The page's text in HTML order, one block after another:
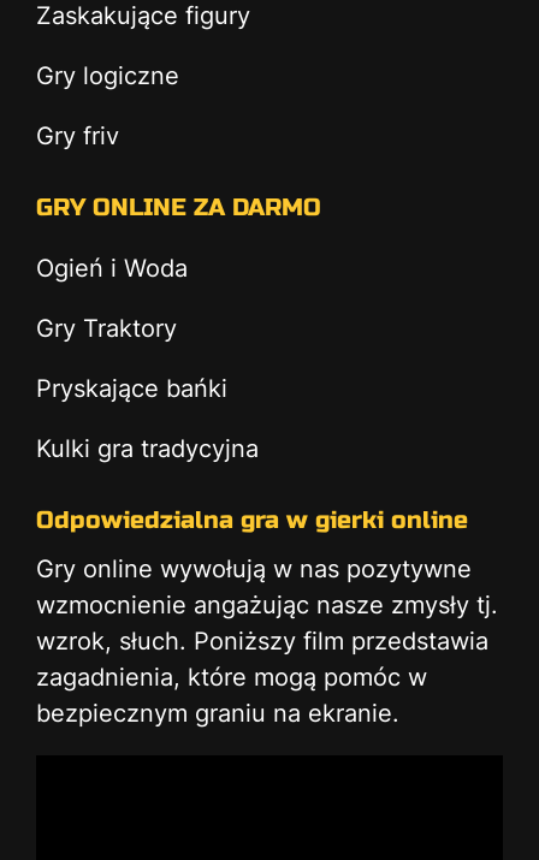
Zaskakujące figury
Gry logiczne
Gry friv
GRY ONLINE ZA DARMO
Ogień i Woda
Gry Traktory
Pryskające bańki
Kulki gra tradycyjna
Odpowiedzialna gra w gierki online
Gry online wywołują w nas pozytywne
wzmocnienie angażując nasze zmysły tj.
wzrok, słuch. Poniższy film przedstawia
zagadnienia, które mogą pomóc w
bezpiecznym graniu na ekranie.